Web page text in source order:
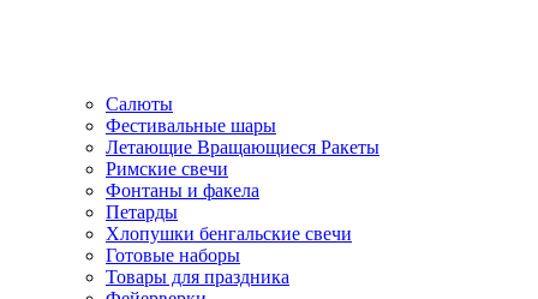
Салюты
Фестивальные шары
Летающие Вращающиеся Ракеты
Римские свечи
Фонтаны и факела
Петарды
Хлопушки бенгальские свечи
Готовые наборы
Товары для праздника